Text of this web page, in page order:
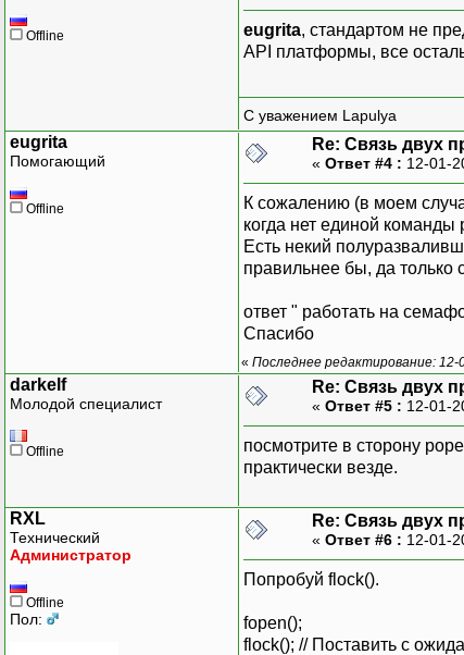
Offline eugrita, стандартом не
API платформы, все
С уважением Lapulya
eugrita
Помогающий
Offline
Re: Связь двух
« Ответ #4 : 12-01-
К сожалению (в моем
когда нет единой команды
Есть некий
правильнее бы, да только
ответ " работать на
Спасибо
« Последнее редактирование: 12-
darkelf
Молодой специалист
Offline
Re: Связь двух
« Ответ #5 : 12-01-
посмотрите в сторону
практически везде.
RXL
Технический
Администратор
Offline
Пол:
Re: Связь двух
« Ответ #6 : 12-01-
Попробуй flock().
fopen();
flock(); // Поставить с